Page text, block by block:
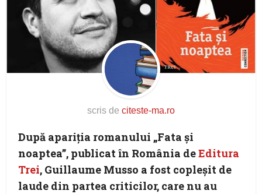
scris de citeste-ma.ro
După apariția romanului „Fata și
noaptea”, publicat în România deEditura
Trei, Guillaume Musso a fost copleșit de
laude din partea criticilor, care nu au